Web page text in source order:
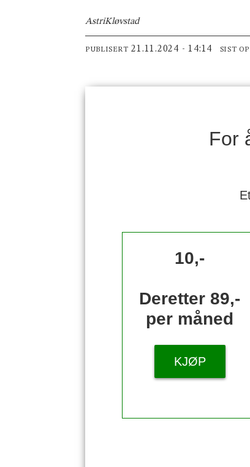
AstriKløvstad
PUBLISERT 21.11.2024 - 14:14 SIST
For
10,-
Deretter 89,-
per måned
KJØP